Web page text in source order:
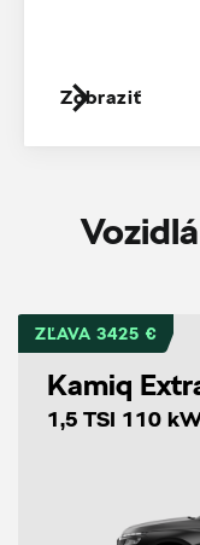
Zobraziť
ZĽAVA 3425 €
Kamiq
1,5 TSI 110